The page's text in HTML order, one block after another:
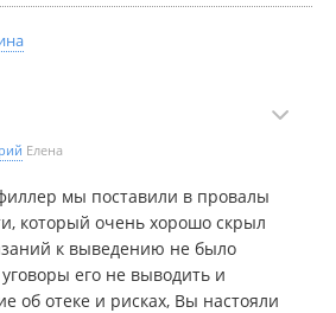
итоге с температурой
несколько часов, вызов скорой-
Екатерина была абсолютно
Прошло 4 дня, лицо не
состояние и вопрос
после того как я проходила
лицом в два раза больше моего.
сдулась, все красное и
болят, голова, лицо,
Елена
мы поставили в провалы
который очень хорошо скрыл
к выведению не было
его не выводить и
об отеке и рисках, Вы настояли